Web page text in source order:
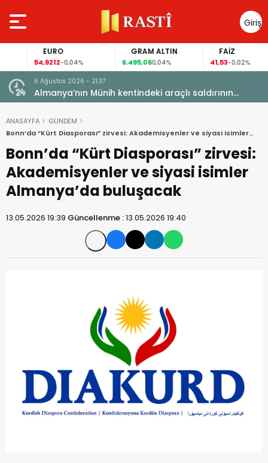
Giriş
Yap
EURO
54,9212-0,04%
GRAM ALTIN
6.495,060,04%
FAİZ
41,53-0,02%
FIFA
6 Ağustos 2026 - 21:37
Almanya’nın Münih kentindeki araçlı saldırının
sanığına ömür boyu hapis cezası
ANASAYFA
GÜNDEM
Bonn’da “Kürt Diasporası” zirvesi: Akademisyenler ve siyasi isimler
Almanya’da buluşacak
Bonn’da “Kürt Diasporası” zirvesi:
Akademisyenler ve siyasi isimler
Almanya’da buluşacak
13.05.2026 19:39 Güncellenme :13.05.2026 19:40